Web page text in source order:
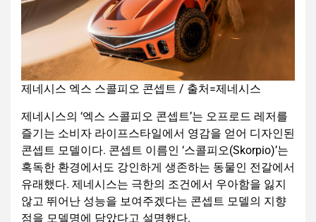
제네시스 엑스 스콜피오 콘셉트 / 출처=제네시스
제네시스의 ‘엑스 스콜피오 콘셉트’는 오프로드 레저를
즐기는 소비자 라이프스타일에서 영감을 얻어 디자인된
콘셉트 모델이다. 콘셉트 이름인 ‘스콜피오(Skorpio)’는
혹독한 환경에서도 강인하게 생존하는 동물인 전갈에서
유래했다. 제네시스는 극한의 조건에서 우아함을 잃지
않고 뛰어난 성능을 보여주겠다는 콘셉트 모델의 지향
점을 모델명에 담았다고 설명했다.